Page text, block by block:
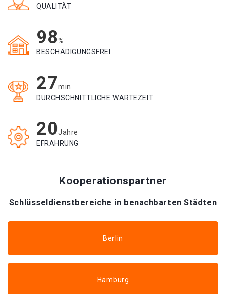
QUALITÄT
98%
BESCHÄDIGUNGSFREI
27min
DURCHSCHNITTLICHE WARTEZEIT
20Jahre
EFRAHRUNG
Kooperationspartner
Schlüsseldienstbereiche in benachbarten Städten
Berlin
Hamburg